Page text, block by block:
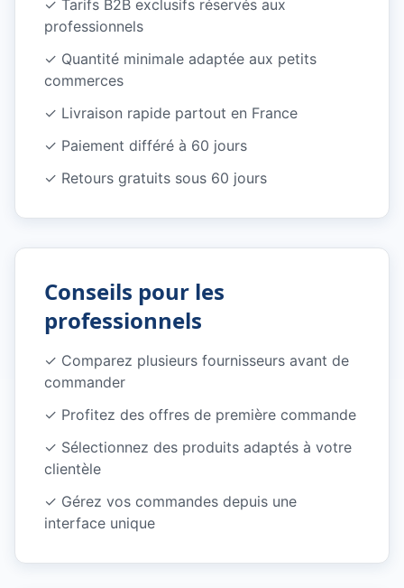
✓ Tarifs B2B exclusifs réservés aux
professionnels
✓ Quantité minimale adaptée aux petits
commerces
✓ Livraison rapide partout en France
✓ Paiement différé à 60 jours
✓ Retours gratuits sous 60 jours
Conseils pour les
professionnels
✓ Comparez plusieurs fournisseurs avant de
commander
✓ Profitez des offres de première commande
✓ Sélectionnez des produits adaptés à votre
clientèle
✓ Gérez vos commandes depuis une
interface unique